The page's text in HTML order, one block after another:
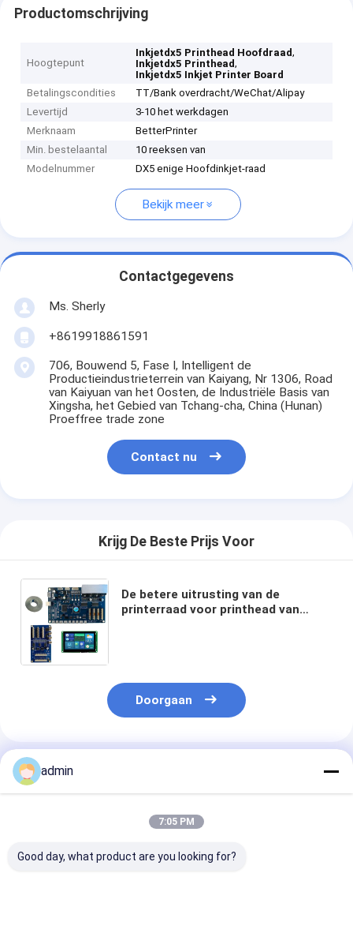
Productomschrijving
Hoogtepunt
Inkjetdx5 Printhead Hoofdraad,
Inkjetdx5 Printhead,
Inkjetdx5 Inkjet Printer Board
Betalingscondities
TT/Bank overdracht/WeChat/Alipay
Levertijd
3-10 het werkdagen
Merknaam
BetterPrinter
Min. bestelaantal
10 reeksen van
Modelnummer
DX5 enige Hoofdinkjet-raad
Bekijk meer
Contactgegevens
Ms. Sherly
+8619918861591
706, Bouwend 5, Fase I, Intelligent de
Productieindustrieterrein van Kaiyang, Nr 1306, Road
van Kaiyuan van het Oosten, de Industriële Basis van
Xingsha, het Gebied van Tchang-cha, China (Hunan)
Proeffree trade zone
Contact nu
Krijg De Beste Prijs Voor
De betere uitrusting van de
printerraad voor printhead van
Doorgaan
Geadviseerde Producten
admin
7:05 PM
Good day, what product are you looking for?